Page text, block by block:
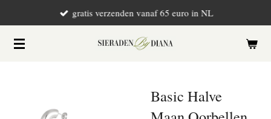
naar
gratis verzenden vanaf 65 euro in NL
Basic Halve